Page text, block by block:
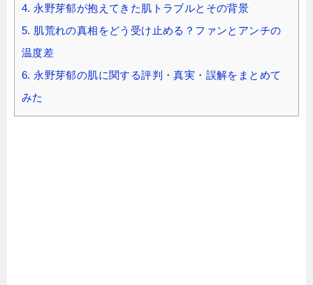
4. 永野芽郁が抱えてきた肌トラブルとその背景
5. 肌荒れの真相をどう受け止める？ファンとアンチの
温度差
6. 永野芽郁の肌に関する評判・真実・誤解をまとめて
みた